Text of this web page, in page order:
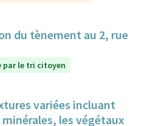
du tènement au 2, rue
par le tri citoyen
variées incluant
les végétaux